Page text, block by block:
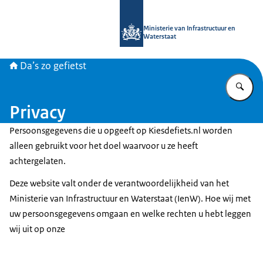
Ministerie van Infrastructuur en
Waterstaat
Da’s zo gefietst
Privacy
Persoonsgegevens die u opgeeft op Kiesdefiets.nl worden
alleen gebruikt voor het doel waarvoor u ze heeft
achtergelaten.
Deze website valt onder de verantwoordelijkheid van het
Ministerie van Infrastructuur en Waterstaat (IenW). Hoe wij met
uw persoonsgegevens omgaan en welke rechten u hebt leggen
wij uit op onze